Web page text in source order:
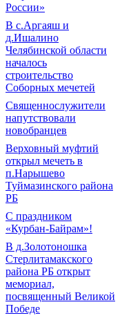
России»
В с.Аргаяш и
д.Ишалино
Челябинской области
началось
строительство
Соборных мечетей
Священнослужители
напутствовали
новобранцев
Верховный муфтий
открыл мечеть в
п.Нарышево
Туймазинского района
РБ
С праздником
«Курбан-Байрам»!
В д.Золотоношка
Стерлитамакского
района РБ открыт
мемориал,
посвященный Великой
Победе